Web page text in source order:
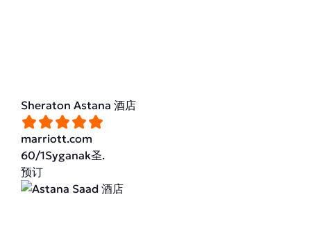
Sheraton Astana 酒店
marriott.com
60/1Syganak圣.
预订